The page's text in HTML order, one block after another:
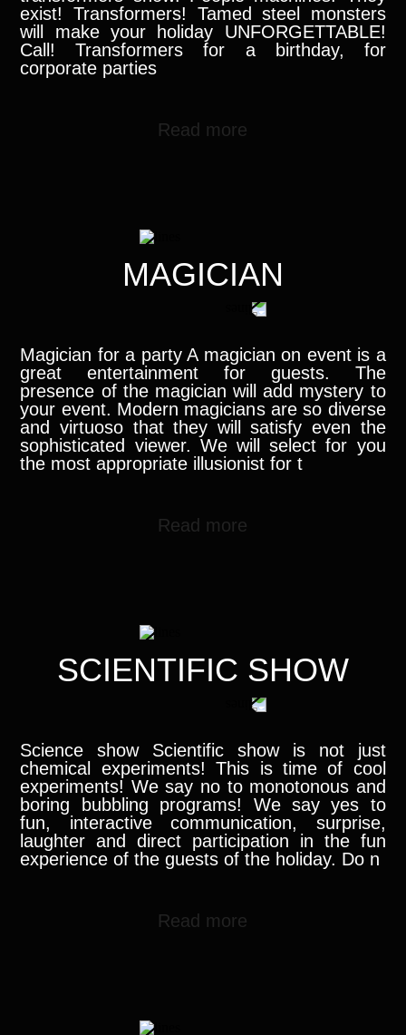
exist! Transformers! Tamed steel monsters
will make your holiday UNFORGETTABLE!
Call! Transformers for a birthday, for
corporate parties
Read more
MAGICIAN
Magician for a party A magician on event is a
great entertainment for guests. The
presence of the magician will add mystery to
your event. Modern magicians are so diverse
and virtuoso that they will satisfy even the
sophisticated viewer. We will select for you
the most appropriate illusionist for t
Read more
SCIENTIFIC SHOW
Science show Scientific show is not just
chemical experiments! This is time of cool
experiments! We say no to monotonous and
boring bubbling programs! We say yes to
fun, interactive communication, surprise,
laughter and direct participation in the fun
experience of the guests of the holiday. Do n
Read more